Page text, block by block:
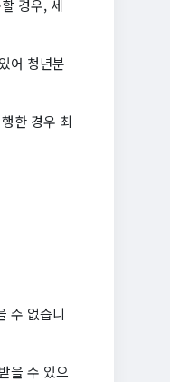
경우, 세
어 청년분
한 경우 최
수 없습니
을 수 있으